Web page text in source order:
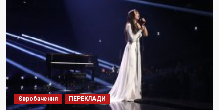
Євробачення ПЕРЕКЛАДИ